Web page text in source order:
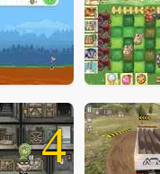
4